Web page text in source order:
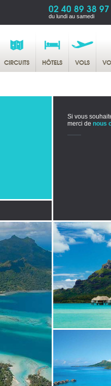
02 40 89 38 97
du lundi au samedi
CIRCUITS HÔTELS VOLS
Si vous
merci de nous